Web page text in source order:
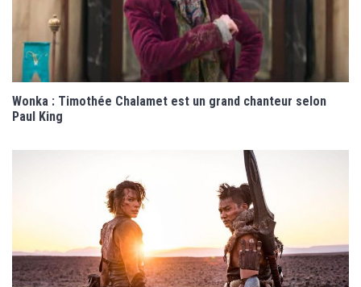
Wonka : Timothée Chalamet est un grand chanteur selon
Paul King